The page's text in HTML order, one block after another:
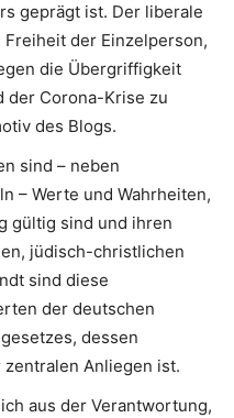
geprägt ist. Der liberale
der Einzelperson,
die Übergriffigkeit
der Corona-Krise zu
des Blogs.
sind – neben
– Werte und Wahrheiten,
gültig sind und ihren
jüdisch-christlichen
sind diese
der deutschen
dessen
Anliegen ist.
aus der Verantwortung,